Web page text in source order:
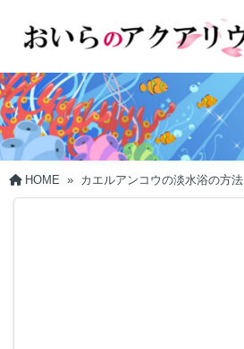
HOME » カエルアンコウの淡水浴の方法